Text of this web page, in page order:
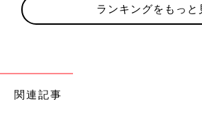
ランキングをもっと
関連記事